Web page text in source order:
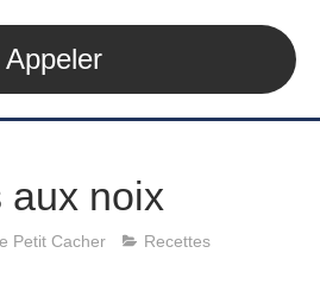
Appeler
aux noix
Petit Cacher Recettes